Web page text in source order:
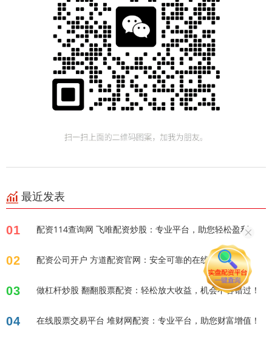
最近发表
01 配资114查询网 飞唯配资炒股：专业平台，助您轻松盈利
02 配资公司开户 方道配资官网：安全可靠的在线配资平台
03 做杠杆炒股 翻翻股票配资：轻松放大收益，机会不容错过！
04 在线股票交易平台 堆财网配资：专业平台，助您财富增值！